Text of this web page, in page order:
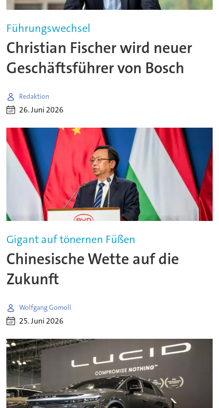
Führungswechsel
Christian Fischer wird neuer
Geschäftsführer von Bosch
Redaktion
26. Juni 2026
Gigant auf tönernen Füßen
Chinesische Wette auf die
Zukunft
Wolfgang Gomoll
25. Juni 2026